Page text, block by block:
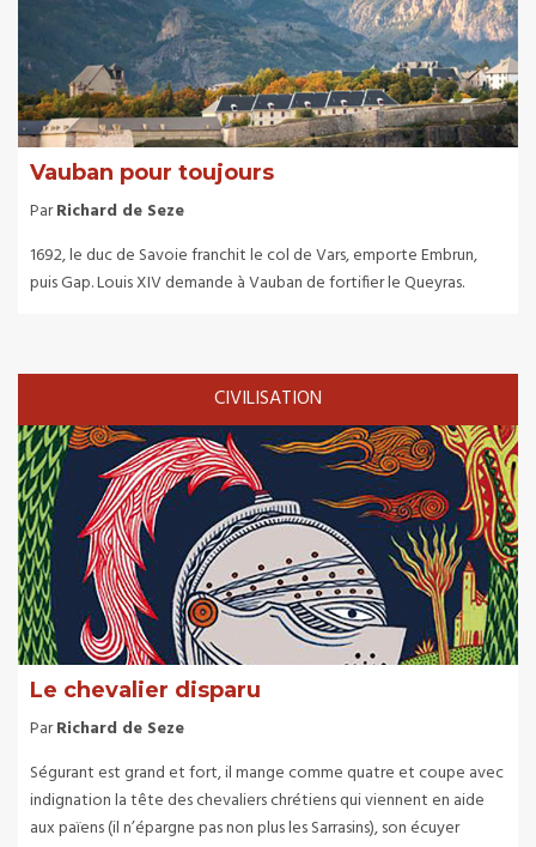
Vauban pour toujours
ParRichard de Seze
1692, le duc de Savoie franchit le col de Vars, emporte Embrun,
puis Gap. Louis XIV demande à Vauban de fortifier le Queyras.
CIVILISATION
Le chevalier disparu
ParRichard de Seze
Ségurant est grand et fort, il mange comme quatre et coupe avec
indignation la tête des chevaliers chrétiens qui viennent en aide
aux païens (il n’épargne pas non plus les Sarrasins), son écuyer